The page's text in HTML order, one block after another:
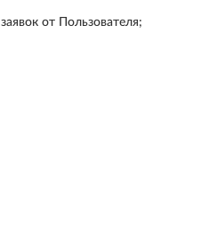
от Пользователя;